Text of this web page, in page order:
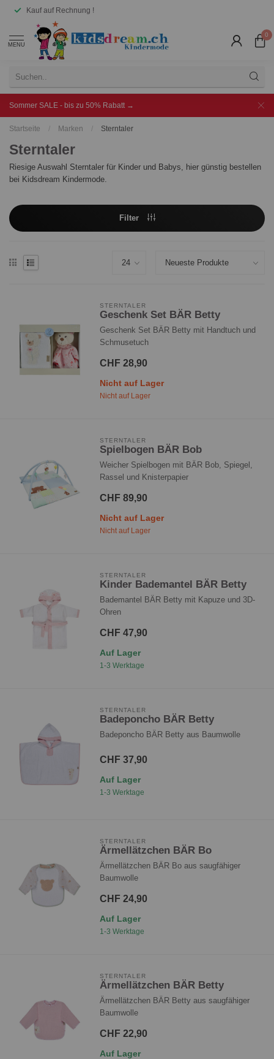
Kauf auf Rechnung !
MENU
0
Sommer SALE - bis zu 50% Rabatt →
Startseite / Marken / Sterntaler
Sterntaler
Riesige Auswahl Sterntaler für Kinder und Babys, hier günstig bestellen
bei Kidsdream Kindermode.
Filter
STERNTALER
Geschenk Set BÄR Betty
Geschenk Set BÄR Betty mit Handtuch und
Schmusetuch
CHF 28,90
Nicht auf Lager
Nicht auf Lager
STERNTALER
Spielbogen BÄR Bob
Weicher Spielbogen mit BÄR Bob, Spiegel,
Rassel und Knisterpapier
CHF 89,90
Nicht auf Lager
Nicht auf Lager
STERNTALER
Kinder Bademantel BÄR Betty
Bademantel BÄR Betty mit Kapuze und 3D-
Ohren
CHF 47,90
Auf Lager
1-3 Werktage
STERNTALER
Badeponcho BÄR Betty
Badeponcho BÄR Betty aus Baumwolle
CHF 37,90
Auf Lager
1-3 Werktage
STERNTALER
Ärmellätzchen BÄR Bo
Ärmellätzchen BÄR Bo aus saugfähiger
Baumwolle
CHF 24,90
Auf Lager
1-3 Werktage
STERNTALER
Ärmellätzchen BÄR Betty
Ärmellätzchen BÄR Betty aus saugfähiger
Baumwolle
CHF 22,90
Auf Lager